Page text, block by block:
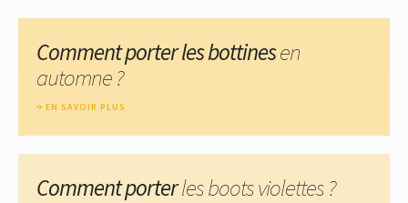
Comment porter les bottinesen
automne ?
EN SAVOIR PLUS
Comment porterles boots violettes ?